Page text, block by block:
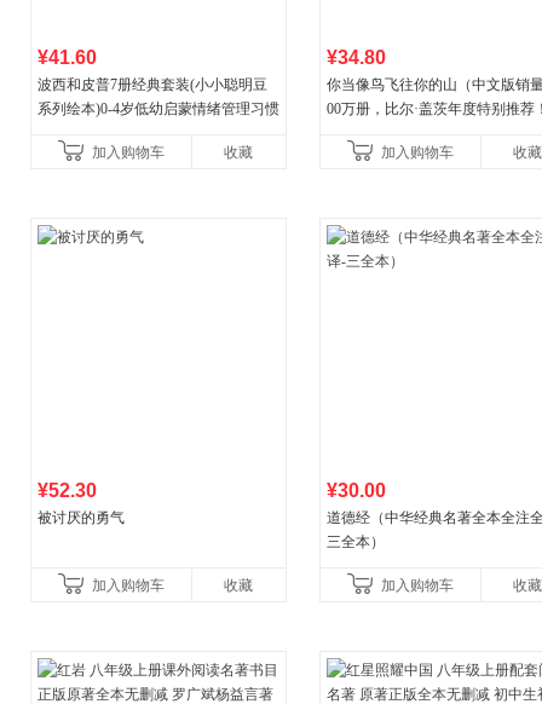
¥41.60
波西和皮普7册经典套装(小小聪明豆
系列绘本)0-4岁低幼启蒙情绪管理习惯
养好品质，发现快
加入购物车 收藏
¥34.80
你当像鸟飞往你的山（中文版销
00万册，比尔·盖茨年度特别推荐
比你听说的还要
加入购物车 收藏
¥52.30
被讨厌的勇气
加入购物车 收藏
¥30.00
道德经（中华经典名著全本全注
三全本）
加入购物车 收藏